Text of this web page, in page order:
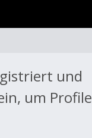
und
um Profile